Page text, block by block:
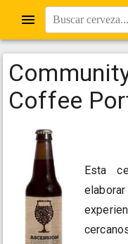
Buscar cerveza...
Coffee
Esta